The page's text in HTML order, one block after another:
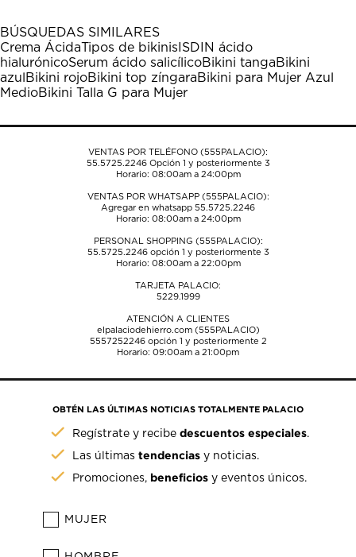
1
estrella
Esta
acción
abrirá
el
de
estrellas.
Esta
acción
abrirá
el
de
estrellas.
Esta
acción
abrirá
el
de
estrellas.
Esta
acción
abrirá
el
de
estrellas.
Esta
acción
abrirá
el
de
BÚSQUEDAS SIMILARES
Crema ÁcidaTipos de bikinis ISDIN ácido
hialurónicoSerum ácido salicílicoBikini tangaBikini
azul Bikini rojoBikini top zíngaraBikini para Mujer Azul
MedioBikini Talla G para Mujer
VENTAS POR TELÉFONO (555PALACIO):
55.5725.2246Opción 1 y posteriormente 3
Horario: 08:00am a 24:00pm
VENTAS POR WHATSAPP (555PALACIO):
Agregar en whatsapp 55.5725.2246
Horario: 08:00am a 24:00pm
PERSONAL SHOPPING (555PALACIO):
55.5725.2246opción 1 y posteriormente 3
Horario: 08:00am a 22:00pm
TARJETA PALACIO:
5229.1999
ATENCIÓN A CLIENTES
elpalaciodehierro.com (555PALACIO)
5557252246opción 1 y posteriormente 2
Horario: 09:00am a 21:00pm
OBTÉN LAS ÚLTIMAS NOTICIAS TOTALMENTE PALACIO
Regístrate y recibedescuentos especiales.
Las últimastendencias y noticias.
Promociones, beneficios y eventos únicos.
MUJER